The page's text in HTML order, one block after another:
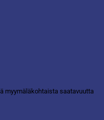
myymäläkohtaista saatavuutta